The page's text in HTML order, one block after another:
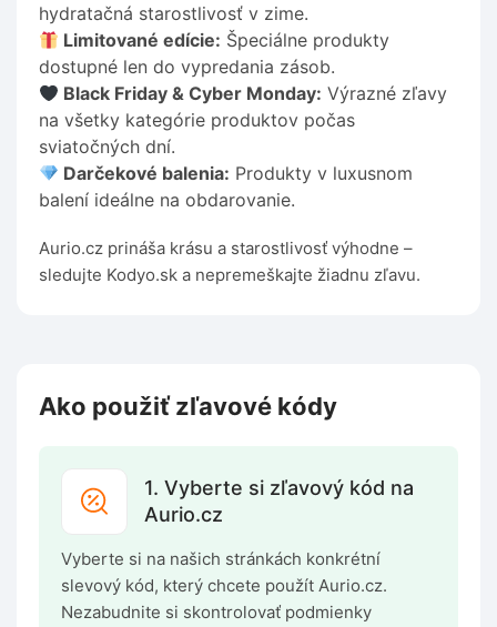
hydratačná starostlivosť v zime.
Limitované edície: Špeciálne produkty
dostupné len do vypredania zásob.
Black Friday & Cyber Monday: Výrazné zľavy
na všetky kategórie produktov počas
sviatočných dní.
Darčekové balenia: Produkty v luxusnom
balení ideálne na obdarovanie.
Aurio.cz prináša krásu a starostlivosť výhodne –
sledujte Kodyo.sk a nepremeškajte žiadnu zľavu.
Ako použiť zľavové kódy
1. Vyberte si zľavový kód na
Aurio.cz
Vyberte si na našich stránkách konkrétní
slevový kód, který chcete použít Aurio.cz.
Nezabudnite si skontrolovať podmienky